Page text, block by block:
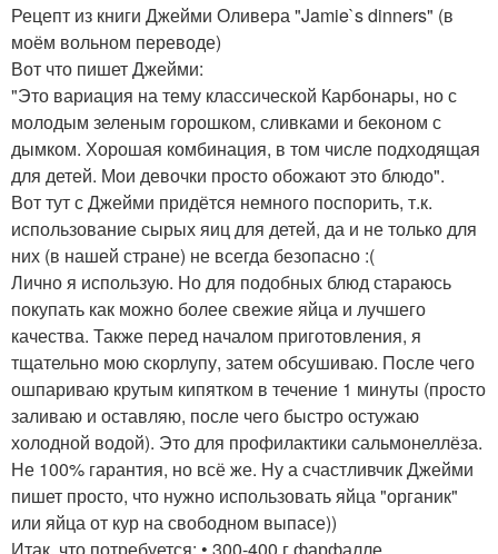
Рецепт из книги Джейми Оливера "Jamie`s dinners" (в
моём вольном переводе)
Вот что пишет Джейми:
"Это вариация на тему классической Карбонары, но с
молодым зеленым горошком, сливками и беконом с
дымком. Хорошая комбинация, в том числе подходящая
для детей. Мои девочки просто обожают это блюдо".
Вот тут с Джейми придётся немного поспорить, т.к.
использование сырых яиц для детей, да и не только для
них (в нашей стране) не всегда безопасно :(
Лично я использую. Но для подобных блюд стараюсь
покупать как можно более свежие яйца и лучшего
качества. Также перед началом приготовления, я
тщательно мою скорлупу, затем обсушиваю. После чего
ошпариваю крутым кипятком в течение 1 минуты (просто
заливаю и оставляю, после чего быстро остужаю
холодной водой). Это для профилактики сальмонеллёза.
Не 100% гарантия, но всё же. Ну а счастливчик Джейми
пишет просто, что нужно использовать яйца "органик"
или яйца от кур на свободном выпасе))
Итак, что потребуется: • 300-400 г фарфалле